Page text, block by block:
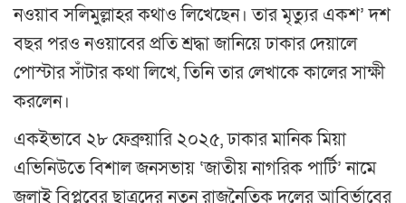
নওয়াব সলিমুল্লাহর কথাও লিখেছেন। তার মৃত্যুর একশ’ দশ
বছর পরও নওয়াবের প্রতি শ্রদ্ধা জানিয়ে ঢাকার দেয়ালে
পোস্টার সাঁটার কথা লিখে, তিনি তার লেখাকে কালের সাক্ষী
করলেন।
একইভাবে ২৮ ফেব্রুয়ারি ২০২৫, ঢাকার মানিক মিয়া
এভিনিউতে বিশাল জনসভায় ‘জাতীয় নাগরিক পার্টি’ নামে
জুলাই বিপ্লবের ছাত্রদের নতুন রাজনৈতিক দলের আবির্ভাবের